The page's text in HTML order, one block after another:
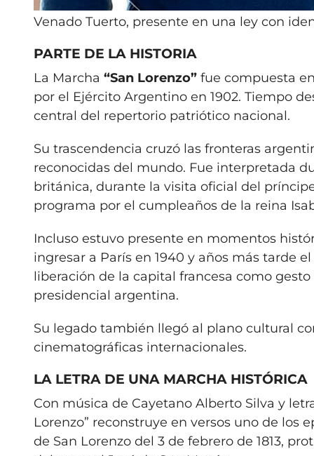
Venado Tuerto, presente en una ley con
PARTE DE LA HISTORIA
La Marcha “San Lorenzo”fue compuesta
por el Ejército Argentino en 1902. Tiempo
central del repertorio patriótico nacional.
Su trascendencia cruzó las fronteras
reconocidas del mundo. Fue interpretada
británica, durante la visita oficial del
programa por el cumpleaños de la reina
Incluso estuvo presente en momentos
ingresar a París en 1940 y años más tarde
liberación de la capital francesa como
presidencial argentina.
Su legado también llegó al plano cultural
cinematográficas internacionales.
LA LETRA DE UNA MARCHA HISTÓRICA
Con música de Cayetano Alberto Silva y
Lorenzo” reconstruye en versos uno de
de San Lorenzo del 3 de febrero de 1813,